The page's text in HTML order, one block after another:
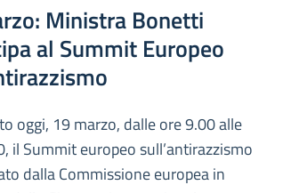
Ministra Bonetti
al Summit Europeo
oggi, 19 marzo, dalle ore 9.00 alle
il Summit europeo sull’antirazzismo
dalla Commissione europea in